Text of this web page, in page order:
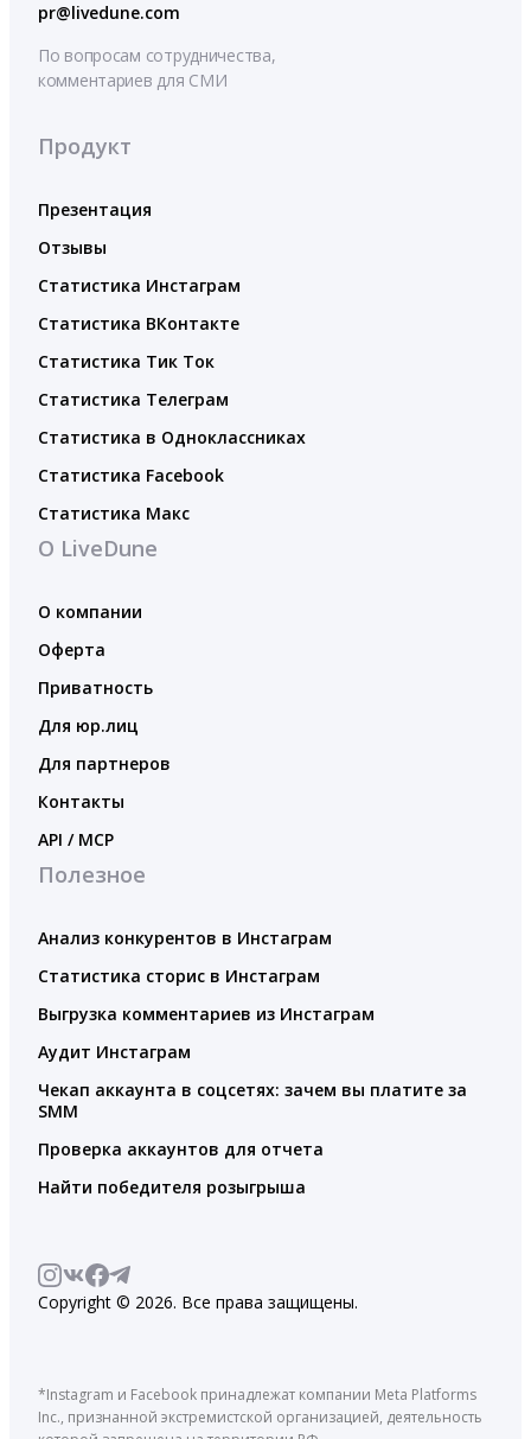
pr@livedune.com
По вопросам сотрудничества,
комментариев для СМИ
Продукт
Презентация
Отзывы
Статистика Инстаграм
Статистика ВКонтакте
Статистика Тик Ток
Статистика Телеграм
Статистика в Одноклассниках
Статистика Facebook
Статистика Макс
О LiveDune
О компании
Оферта
Приватность
Для юр.лиц
Для партнеров
Контакты
API / MCP
Полезное
Анализ конкурентов в Инстаграм
Статистика сторис в Инстаграм
Выгрузка комментариев из Инстаграм
Аудит Инстаграм
Чекап аккаунта в соцсетях: зачем вы платите за
SMM
Проверка аккаунтов для отчета
Найти победителя розыгрыша
Copyright © 2026. Все права защищены.
*Instagram и Facebook принадлежат компании Meta Platforms
Inc., признанной экстремистской организацией, деятельность